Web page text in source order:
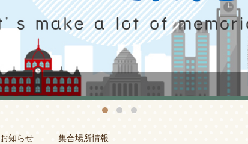
お知らせ 集合場所情報